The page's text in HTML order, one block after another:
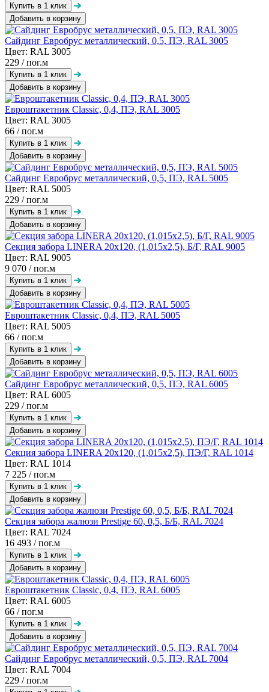
Добавить в корзину
Сайдинг Евробрус металлический, 0,5, ПЭ, RAL 3005
Цвет: RAL 3005
229 / пог.м
Добавить в корзину
Евроштакетник Classic, 0,4, ПЭ, RAL 3005
Цвет: RAL 3005
66 / пог.м
Добавить в корзину
Сайдинг Евробрус металлический, 0,5, ПЭ, RAL 5005
Цвет: RAL 5005
229 / пог.м
Добавить в корзину
Секция забора LINERA 20х120, (1,015х2,5), Б/Г, RAL 9005
Цвет: RAL 9005
9 070 / пог.м
Добавить в корзину
Евроштакетник Classic, 0,4, ПЭ, RAL 5005
Цвет: RAL 5005
66 / пог.м
Добавить в корзину
Сайдинг Евробрус металлический, 0,5, ПЭ, RAL 6005
Цвет: RAL 6005
229 / пог.м
Добавить в корзину
Секция забора LINERA 20х120, (1,015х2,5), ПЭ/Г, RAL 1014
Цвет: RAL 1014
7 225 / пог.м
Добавить в корзину
Секция забора жалюзи Prestige 60, 0,5, Б/Б, RAL 7024
Цвет: RAL 7024
16 493 / пог.м
Добавить в корзину
Евроштакетник Classic, 0,4, ПЭ, RAL 6005
Цвет: RAL 6005
66 / пог.м
Добавить в корзину
Сайдинг Евробрус металлический, 0,5, ПЭ, RAL 7004
Цвет: RAL 7004
229 / пог.м